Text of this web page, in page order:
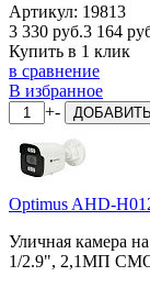
Артикул: 19813
3 330 руб.3 164
Купить в 1 клик
в сравнение
В избранное
+- ДОБАВИТЬ
Optimus AHD-
Уличная камера
1/2.9", 2,1МП